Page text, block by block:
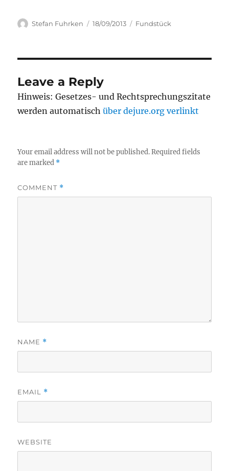
Author
Stefan Fuhrken
Posted
18/09/2013 Categories
Fundstück
Leave a Reply
Hinweis: Gesetzes- und Rechtsprechungszitate
werden automatischüber dejure.org verlinkt
Your email address will not be published. Required fields
are marked *
COMMENT *
NAME *
EMAIL *
WEBSITE